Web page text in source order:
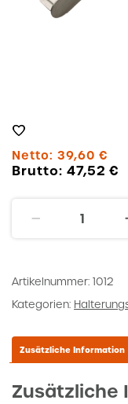
Netto: 39,60 €
Brutto: 47,52€
Menge
Artikelnummer: 1012
Kategorien:
Zusätzliche Information
Zusätzliche